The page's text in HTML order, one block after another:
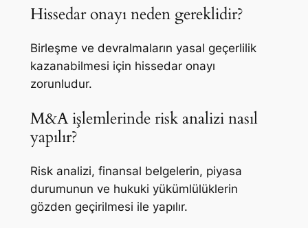
Hissedar onayı neden gereklidir?
Birleşme ve devralmaların yasal geçerlilik
kazanabilmesi için hissedar onayı
zorunludur.
M&A işlemlerinde risk analizi nasıl
yapılır?
Risk analizi, finansal belgelerin, piyasa
durumunun ve hukuki yükümlülüklerin
gözden geçirilmesi ile yapılır.